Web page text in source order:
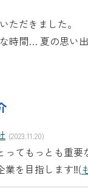
ただきました。
時間… 夏の思い
(2023.11.20)
ってもっとも重要
業を目指します‼(